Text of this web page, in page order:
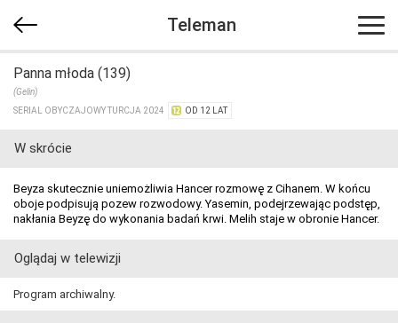
Teleman
Panna młoda (139)
(Gelin)
SERIAL OBYCZAJOWY TURCJA 2024
OD 12 LAT
W skrócie
Beyza skutecznie uniemożliwia Hancer rozmowę z Cihanem. W końcu
oboje podpisują pozew rozwodowy. Yasemin, podejrzewając podstęp,
nakłania Beyzę do wykonania badań krwi. Melih staje w obronie Hancer.
Oglądaj w telewizji
Program archiwalny.